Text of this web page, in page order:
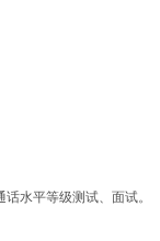
水平等级测试、面试。